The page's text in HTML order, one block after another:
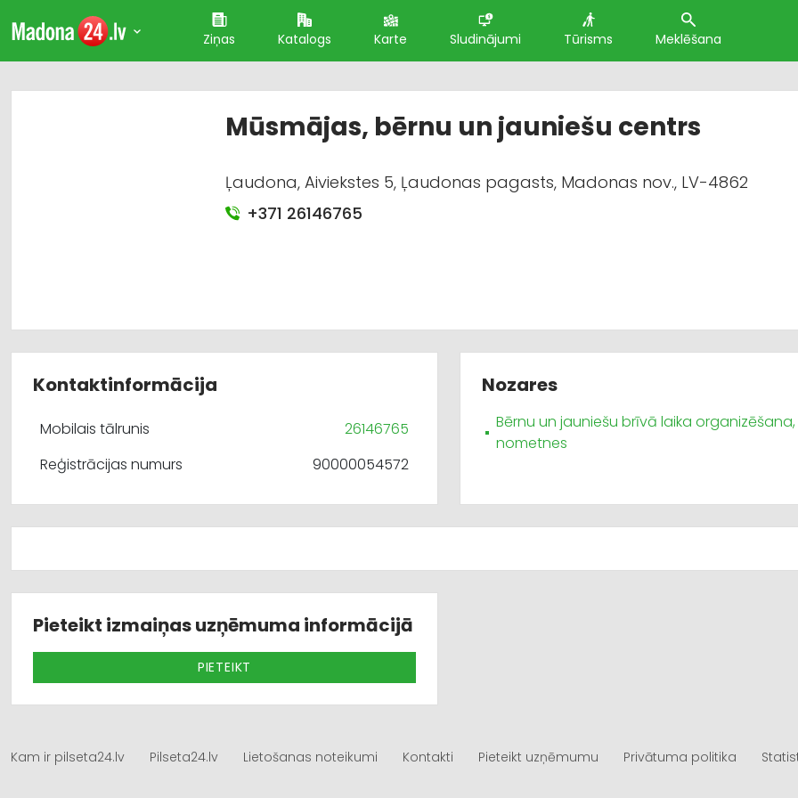
Ziņas Katalogs Karte Sludinājumi Tūrisms Meklēšana
Mūsmājas, bērnu un jauniešu centrs
Ļaudona, Aiviekstes 5, Ļaudonas pagasts, Madonas nov., LV-4862
+371 26146765
Kontaktinformācija
Mobilais tālrunis
26146765
Reģistrācijas numurs
90000054572
Nozares
Bērnu un jauniešu brīvā laika organizēšana,
nometnes
Pieteikt izmaiņas uzņēmuma informācijā
PIETEIKT
Kam ir pilseta24.lv Pilseta24.lv Lietošanas noteikumi Kontakti Pieteikt uzņēmumu Privātuma politika